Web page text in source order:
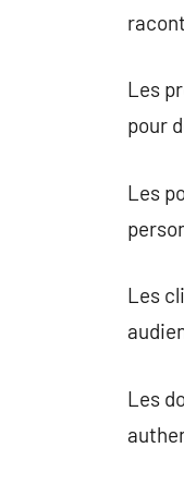
Les
pour
Les
Les
Les